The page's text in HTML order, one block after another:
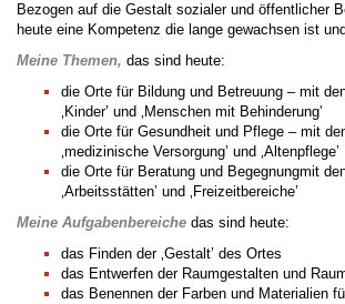
Bezogen auf die Gestalt sozialer und öffentlicher
heute eine Kompetenz die lange gewachsen ist
Meine Themen, das sind heute:
die Orte für Bildung und Betreuung – mit
‚Kinder’ und ‚Menschen mit Behinderung’
die Orte für Gesundheit und Pflege – mit
‚medizinische Versorgung’ und ‚Altenpflege’
die Orte für Beratung und Begegnungmit
‚Arbeitsstätten’ und ‚Freizeitbereiche’
Meine Aufgabenbereiche das sind heute:
das Finden der ‚Gestalt’ des Ortes
das Entwerfen der Raumgestalten und
das Benennen der Farben und Materialien